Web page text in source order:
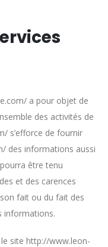
a pour objet de
des activités de
s’efforce de fournir
des informations aussi
être tenu
et des carences
fait ou du fait des
informations.
site http://www.leon-